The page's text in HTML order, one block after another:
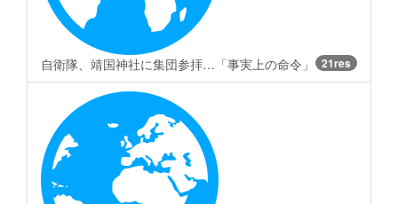
自衛隊、靖国神社に集団参拝…「事実上の命令」 21res